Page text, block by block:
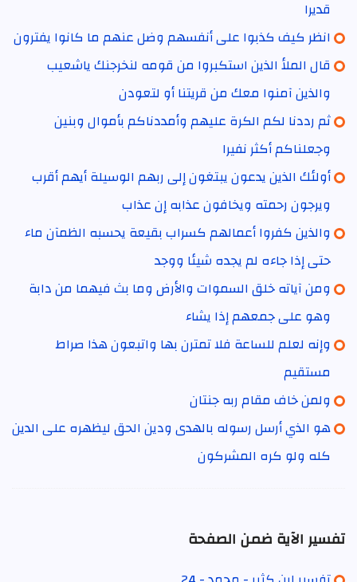
قديرا
انظر كيف كذبوا على أنفسهم وضل عنهم ما كانوا يفترون
قال الملأ الذين استكبروا من قومه لنخرجنك ياشعيب
والذين آمنوا معك من قريتنا أو لتعودن
ثم رددنا لكم الكرة عليهم وأمددناكم بأموال وبنين
وجعلناكم أكثر نفيرا
أولئك الذين يدعون يبتغون إلى ربهم الوسيلة أيهم أقرب
ويرجون رحمته ويخافون عذابه إن عذاب
والذين كفروا أعمالهم كسراب بقيعة يحسبه الظمآن ماء
حتى إذا جاءه لم يجده شيئا ووجد
ومن آياته خلق السموات والأرض وما بث فيهما من دابة
وهو على جمعهم إذا يشاء
وإنه لعلم للساعة فلا تمترن بها واتبعون هذا صراط
مستقيم
ولمن خاف مقام ربه جنتان
هو الذي أرسل رسوله بالهدى ودين الحق ليظهره على الدين
كله ولو كره المشركون
تفسير الآية ضمن الصفحة